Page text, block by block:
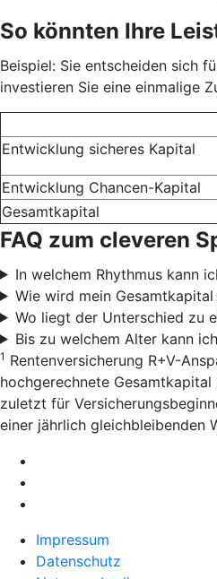
So könnten Ihre
Beispiel: Sie entscheiden sich
investieren Sie eine einmalige
Entwicklung sicheres Kapital
Entwicklung Chancen-Kapital
Gesamtkapital
FAQ zum cleveren
In welchem Rhythmus kann
Wie wird mein
Wo liegt der Unterschied zu
Bis zu welchem Alter kann
1 Rentenversicherung R+V-
hochgerechnete
zuletzt für
einer jährlich gleichbleibenden
Impressum
Datenschutz